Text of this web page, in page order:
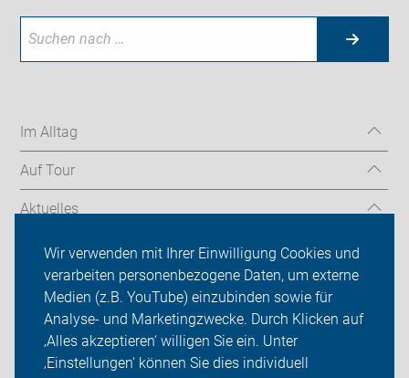
Wir verwenden mit Ihrer Einwilligung Cookies und
verarbeiten personenbezogene Daten, um externe
Medien (z.B. YouTube) einzubinden sowie für
Analyse- und Marketingzwecke. Durch Klicken auf
‚Alles akzeptieren‘ willigen Sie ein. Unter
‚Einstellungen‘ können Sie dies individuell
Im Alltag
Auf Tour
Aktuelles
Über uns
Mitgliedschaft
Fachwissen
Presse